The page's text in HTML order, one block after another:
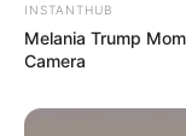
INSTANTHUB
Melania Trump
Camera